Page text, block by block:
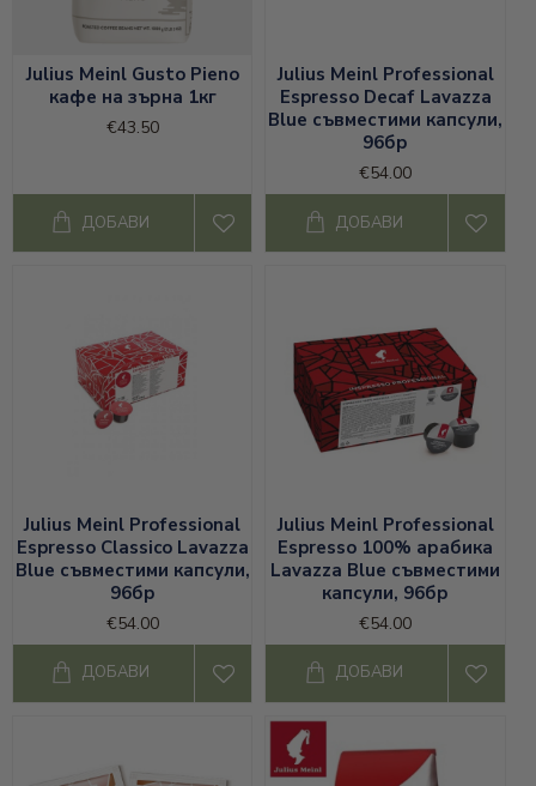
Julius Meinl Gusto Pieno
кафе на зърна 1кг
€43.50
ДОБАВИ
Julius Meinl Professional
Espresso Decaf Lavazza
Blue съвместими капсули,
96бр
€54.00
ДОБАВИ
Julius Meinl Professional
Espresso Classico Lavazza
Blue съвместими капсули,
96бр
€54.00
ДОБАВИ
Julius Meinl Professional
Espresso 100% арабика
Lavazza Blue съвместими
капсули, 96бр
€54.00
ДОБАВИ